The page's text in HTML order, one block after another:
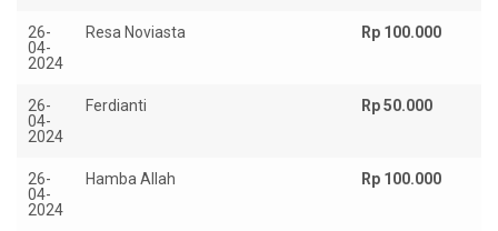
26-
04-
2024
Resa Noviasta Rp 100.000
26-
04-
2024
Ferdianti Rp 50.000
26-
04-
2024
Hamba Allah Rp 100.000